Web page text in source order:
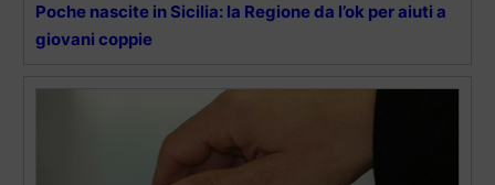
Poche nascite in Sicilia: la Regione da l’ok per aiuti a
giovani coppie